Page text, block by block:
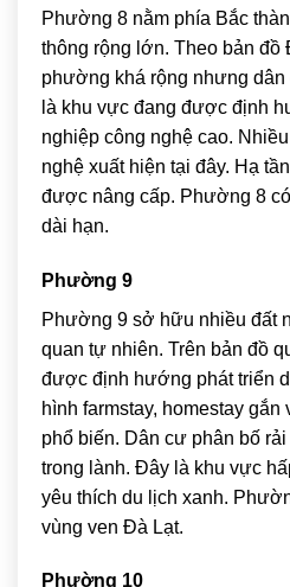
Phường 8 nằm phía Bắc
thông rộng lớn. Theo bản đồ
phường khá rộng nhưng
là khu vực đang được định
nghiệp công nghệ cao.
nghệ xuất hiện tại đây. Hạ
được nâng cấp. Phường 8
dài hạn.
Phường 9
Phường 9 sở hữu nhiều đất
quan tự nhiên. Trên bản đồ
được định hướng phát triển
hình farmstay, homestay
phổ biến. Dân cư phân bố
trong lành. Đây là khu vực
yêu thích du lịch xanh.
vùng ven Đà Lạt.
Phường 10